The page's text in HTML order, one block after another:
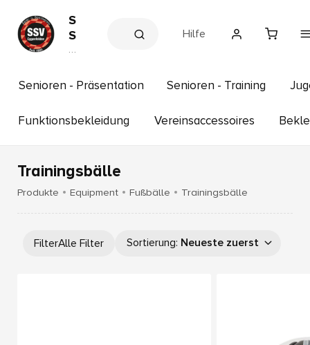
S
S
V
n
l
d
.
e
s
Hilfe
Senioren - Präsentation Senioren - Training
Funktionsbekleidung Vereinsaccessoires
Trainingsbälle
Produkte Equipment Fußbälle Trainingsbälle
FilterAlle Filter Sortierung: Neueste zuerst